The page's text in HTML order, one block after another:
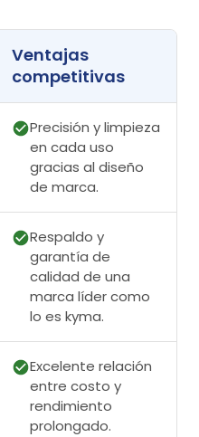
Ventajas
competitivas
Precisión y limpieza
en cada uso
gracias al diseño
de marca.
Respaldo y
garantía de
calidad de una
marca líder como
lo es kyma.
Excelente relación
entre costo y
rendimiento
prolongado.